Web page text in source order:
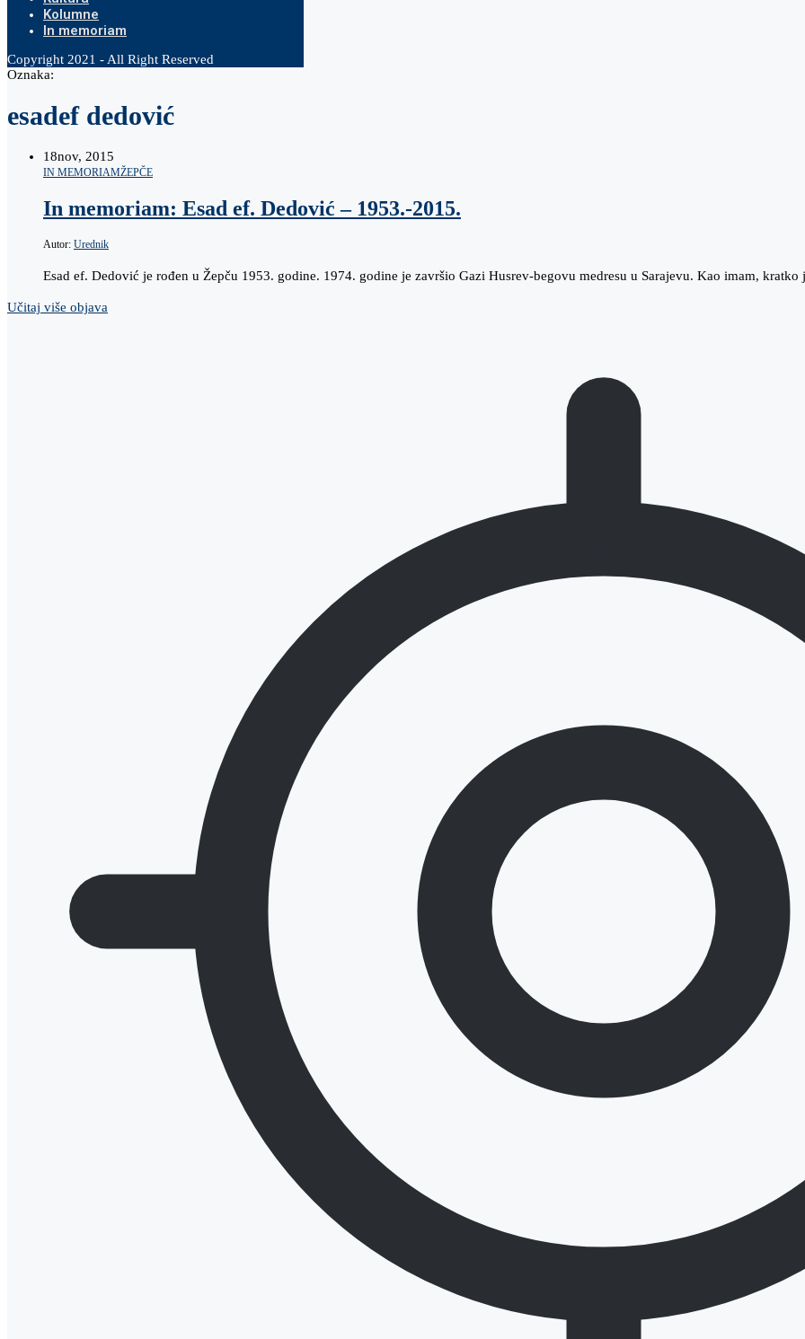
Kolumne
In memoriam
Copyright 2021 - All Right Reserved
Oznaka:
esadef dedović
18nov, 2015
IN MEMORIAMŽEPČE
In memoriam: Esad ef. Dedović – 1953.-2015.
Autor: Urednik
Esad ef. Dedović je rođen u Žepču 1953. godine. 1974. godine je završio Gazi Husrev-begovu medresu u Sarajevu. Kao imam,
Učitaj više objava